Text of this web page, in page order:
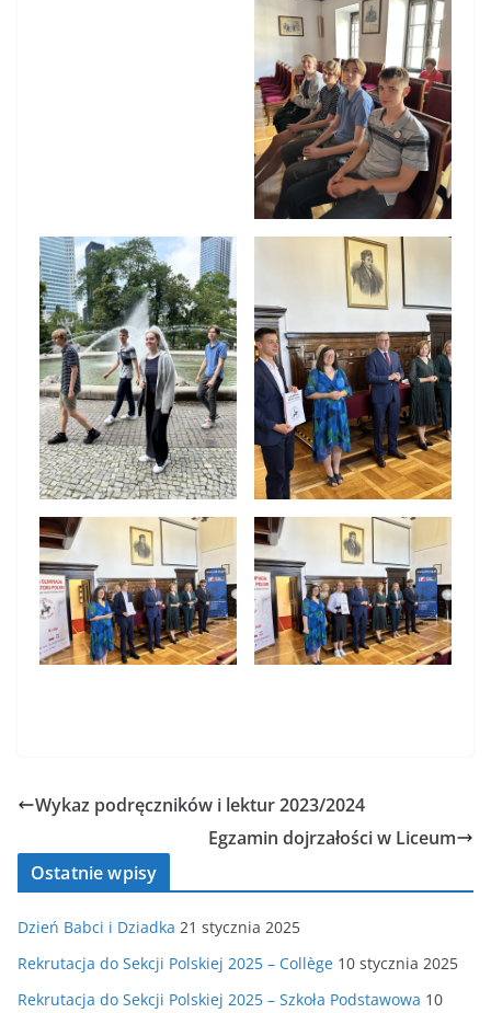
Wykaz podręczników i lektur 2023/2024
Egzamin dojrzałości w Liceum
Ostatnie wpisy
Dzień Babci i Dziadka 21 stycznia 2025
Rekrutacja do Sekcji Polskiej 2025 – Collège 10 stycznia 2025
Rekrutacja do Sekcji Polskiej 2025 – Szkoła Podstawowa 10